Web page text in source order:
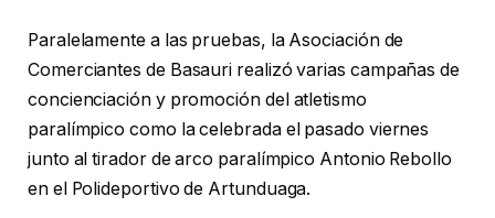
Paralelamente a las pruebas, la Asociación de
Comerciantes de Basauri realizó varias campañas de
concienciación y promoción del atletismo
paralímpico como la celebrada el pasado viernes
junto al tirador de arco paralímpico Antonio Rebollo
en el Polideportivo de Artunduaga.